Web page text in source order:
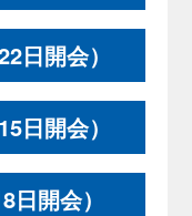
日開会）
日開会）
開会）